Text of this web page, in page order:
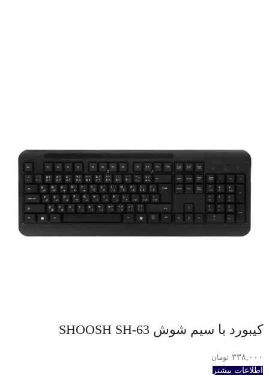
کیبورد با سیم شوش SHOOSH SH-63
۳۳۸,۰۰۰ تومان
اطلاعات بیشتر